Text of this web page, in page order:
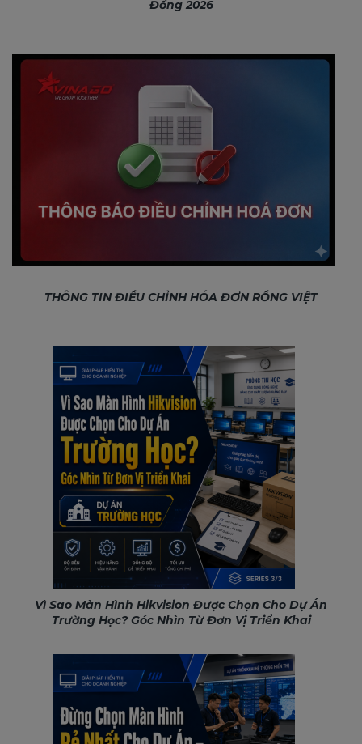
Đồng 2026
THÔNG TIN ĐIỀU CHỈNH HÓA ĐƠN RỒNG VIỆT
Vì Sao Màn Hình Hikvision Được Chọn Cho Dự Án
Trường Học? Góc Nhìn Từ Đơn Vị Triển Khai